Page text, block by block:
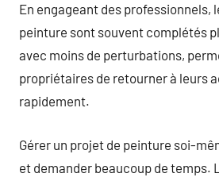
En engageant des professionnels,
peinture sont souvent complétés
avec moins de perturbations,
propriétaires de retourner à leurs
rapidement.
Gérer un projet de peinture soi-
et demander beaucoup de temps.